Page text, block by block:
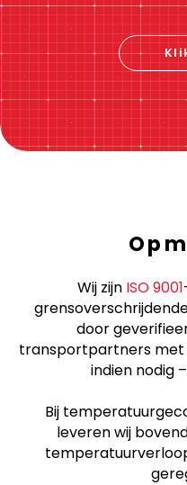
Wij zijn ISO 9001
door
transportpartners met
indien nodig
Bij
leveren wij